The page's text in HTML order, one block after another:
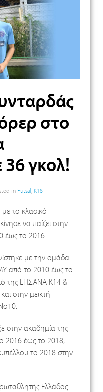
στο
36 γκολ!
in Futsal , K18
το κλασικό
να παίζει στην
έως το 2016.
με την ομάδα
από το 2010 έως το
της ΕΠΣΑΝΑ Κ14 &
στην μεικτή
στην ακαδημία της
2016 έως το 2018,
το 2018 στην
Ελλάδος